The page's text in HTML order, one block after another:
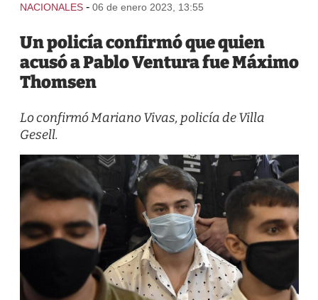
NACIONALES - 06 de enero 2023, 13:55
Un policía confirmó que quien
acusó a Pablo Ventura fue Máximo
Thomsen
Lo confirmó Mariano Vivas, policía de Villa
Gesell.